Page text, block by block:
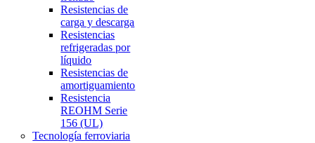
Resistencias de
carga y descarga
Resistencias
refrigeradas por
líquido
Resistencias de
amortiguamiento
Resistencia
REOHM Serie
156 (UL)
Tecnología ferroviaria